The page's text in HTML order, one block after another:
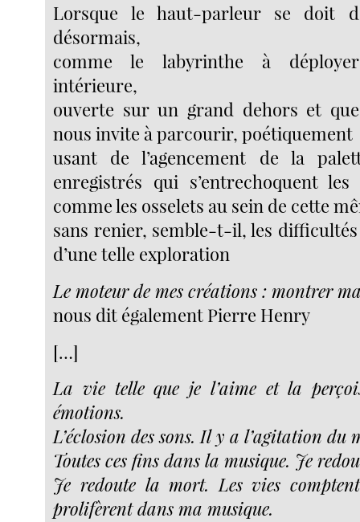
Lorsque le haut-parleur se doit
désormais,
comme le labyrinthe à
intérieure,
ouverte sur un grand dehors et
nous invite à parcourir, poétiquement
usant de l’agencement de la
enregistrés qui s’entrechoquent
comme les osselets au sein de cette
sans renier, semble-t-il, les
d’une telle exploration
Le moteur de mes créations : montrer
nous dit également Pierre Henry
[…]
La vie telle que je l’aime et la
émotions.
L’éclosion des sons. Il y a l’agitation du
Toutes ces fins dans la musique. Je
Je redoute la mort. Les vies
prolifèrent dans ma musique.